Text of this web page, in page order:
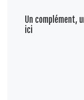
Un complément,
ici